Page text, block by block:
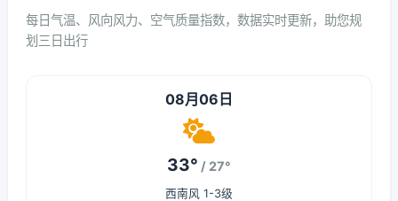
每日气温、风向风力、空气质量指数，数据实时更新，助您规
划三日出行
08月06日
33° / 27°
西南风 1-3级